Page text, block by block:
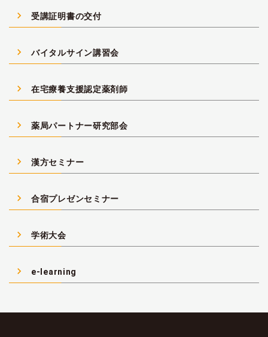
navigate_next 受講証明書の交付
navigate_next バイタルサイン講習会
navigate_next 在宅療養支援認定薬剤師
navigate_next 薬局パートナー研究部会
navigate_next 漢方セミナー
navigate_next 合宿プレゼンセミナー
navigate_next 学術大会
navigate_next e-learning